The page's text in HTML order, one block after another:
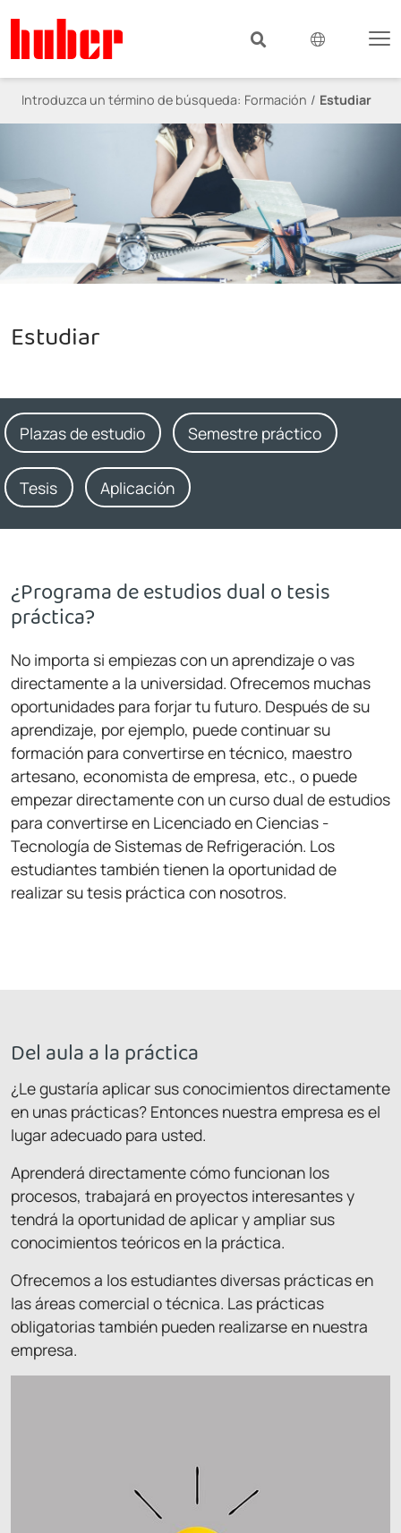
Introduzca un término de búsqueda: Formación Estudiar
Estudiar
Plazas de estudio Semestre práctico
Tesis Aplicación
¿Programa de estudios dual o tesis
práctica?
No importa si empiezas con un aprendizaje o vas
directamente a la universidad. Ofrecemos muchas
oportunidades para forjar tu futuro. Después de su
aprendizaje, por ejemplo, puede continuar su
formación para convertirse en técnico, maestro
artesano, economista de empresa, etc., o puede
empezar directamente con un curso dual de estudios
para convertirse en Licenciado en Ciencias -
Tecnología de Sistemas de Refrigeración. Los
estudiantes también tienen la oportunidad de
realizar su tesis práctica con nosotros.
Del aula a la práctica
¿Le gustaría aplicar sus conocimientos directamente
en unas prácticas? Entonces nuestra empresa es el
lugar adecuado para usted.
Aprenderá directamente cómo funcionan los
procesos, trabajará en proyectos interesantes y
tendrá la oportunidad de aplicar y ampliar sus
conocimientos teóricos en la práctica.
Ofrecemos a los estudiantes diversas prácticas en
las áreas comercial o técnica. Las prácticas
obligatorias también pueden realizarse en nuestra
empresa.